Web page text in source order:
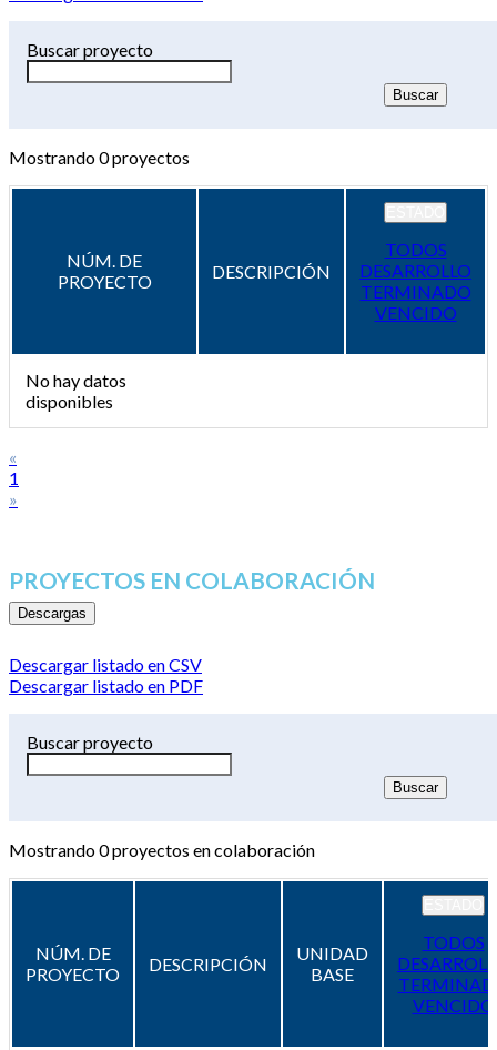
Buscar proyecto
Mostrando0proyectos
NÚM. DE
PROYECTO
DESCRIPCIÓN
TODOS
DESARROLLO
TERMINADO
VENCIDO
No hay datos
disponibles
«
1
»
PROYECTOS EN COLABORACIÓN
Descargas
Descargar listado en CSV
Descargar listado en PDF
Buscar proyecto
Mostrando0proyectos en colaboración
NÚM. DE
PROYECTO
DESCRIPCIÓN
UNIDAD
BASE
TODOS
VENCIDO